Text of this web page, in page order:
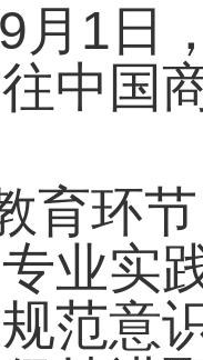
9 月 1 日
中国
育环
业实
范意